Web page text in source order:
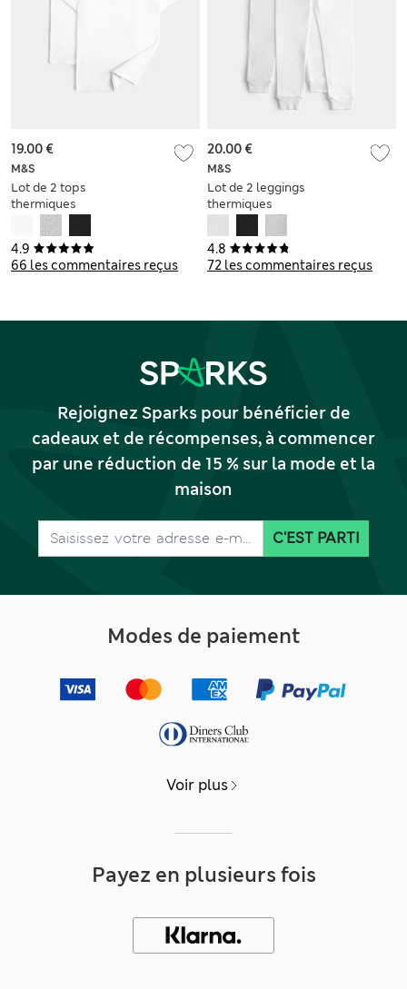
4.9
66 les commentaires reçus
M&S
Lot de 2 tops
thermiques
Heatgen™ (du 2 au
14 ans)
19.00 €
4.8
72 les commentaires reçus
M&S
Lot de 2 leggings
thermiques
14 ans)
20.00 €
Rejoignez Sparks pour bénéficier de
cadeaux et de récompenses, à commencer
par une réduction de 15 % sur la mode et la
maison
C'EST PARTI
Modes de paiement
Voir plus
Payez en plusieurs fois